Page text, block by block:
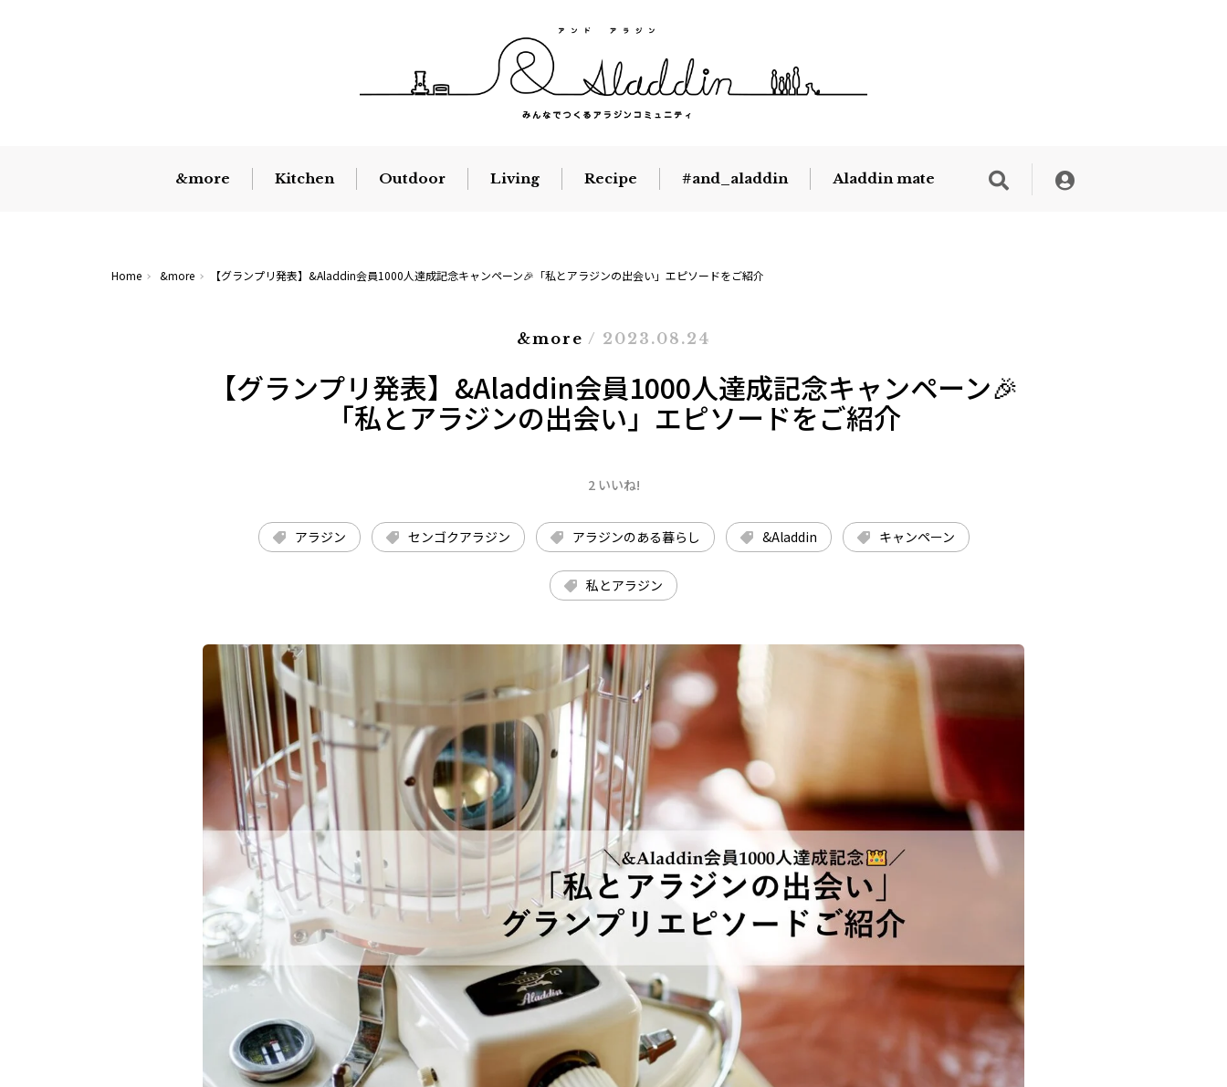
&more Kitchen Outdoor Living Recipe #and_aladdin Aladdin mate
Home &more 【グランプリ発表】&Aladdin会員1000人達成記念キャンペーン🎉「私とアラジンの出会い」エピソードをご紹介
&more / 2023.08.24
【グランプリ発表】&Aladdin会員1000人達成記念キャンペーン🎉
「私とアラジンの出会い」エピソードをご紹介
2 いいね!
アラジン センゴクアラジン アラジンのある暮らし &Aladdin キャンペーン
私とアラジン